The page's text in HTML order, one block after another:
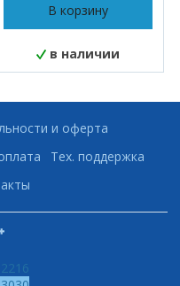
В корзину
в наличии
и оферта
Тех. поддержка